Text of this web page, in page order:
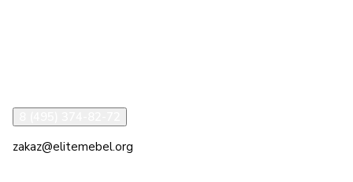
zakaz@elitemebel.org